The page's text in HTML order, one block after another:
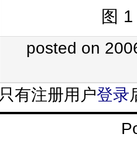
图
posted on
只有注册用户登录